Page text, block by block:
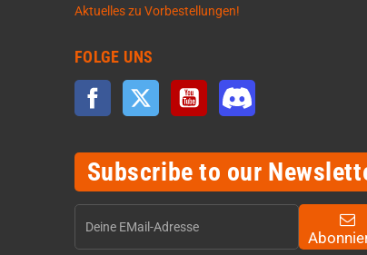
Aktuelles zu Vorbestellungen!
FOLGE UNS
Facebook Twitter YouTube
Subscribe to our